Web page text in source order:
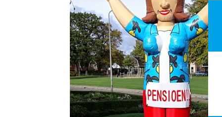
Opblaasfiguren
Geboorteborden
Ooievaar op nest
Spandoek geboorte
Huwelijk
Pensioen
Skytubes
Rode loper
Versiering